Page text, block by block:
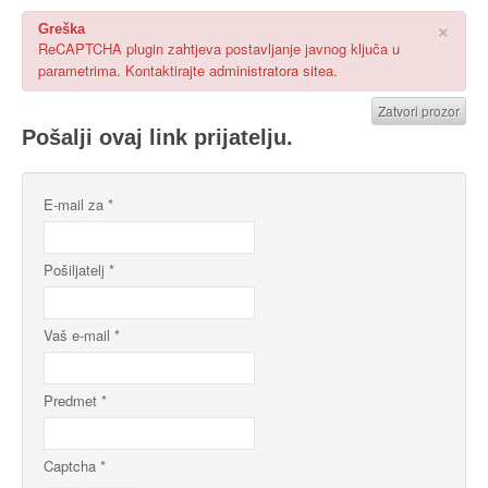
×
Greška
ReCAPTCHA plugin zahtjeva postavljanje javnog ključa u
parametrima. Kontaktirajte administratora sitea.
Pošalji ovaj link prijatelju.
Zatvori prozor
E-mail za *
Pošiljatelj *
Vaš e-mail *
Predmet *
Captcha *